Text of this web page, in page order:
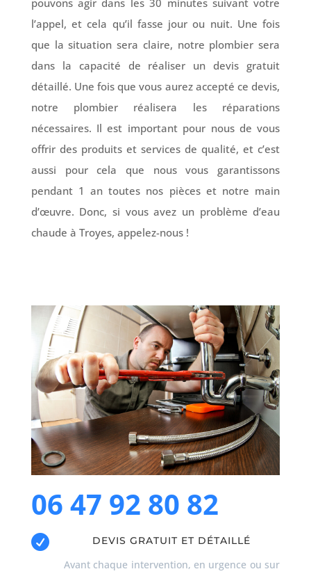
l’appel, et cela qu’il fasse jour ou nuit. Une fois
que la situation sera claire, notre plombier sera
dans la capacité de réaliser un devis gratuit
détaillé. Une fois que vous aurez accepté ce devis,
notre plombier réalisera les réparations
nécessaires. Il est important pour nous de vous
offrir des produits et services de qualité, et c’est
aussi pour cela que nous vous garantissons
pendant 1 an toutes nos pièces et notre main
d’œuvre. Donc, si vous avez un problème d’eau
chaude à Troyes, appelez-nous !
06 47 92 80 82
 DEVIS GRATUIT ET DÉTAILLÉ
Avant chaque intervention, en urgence ou sur